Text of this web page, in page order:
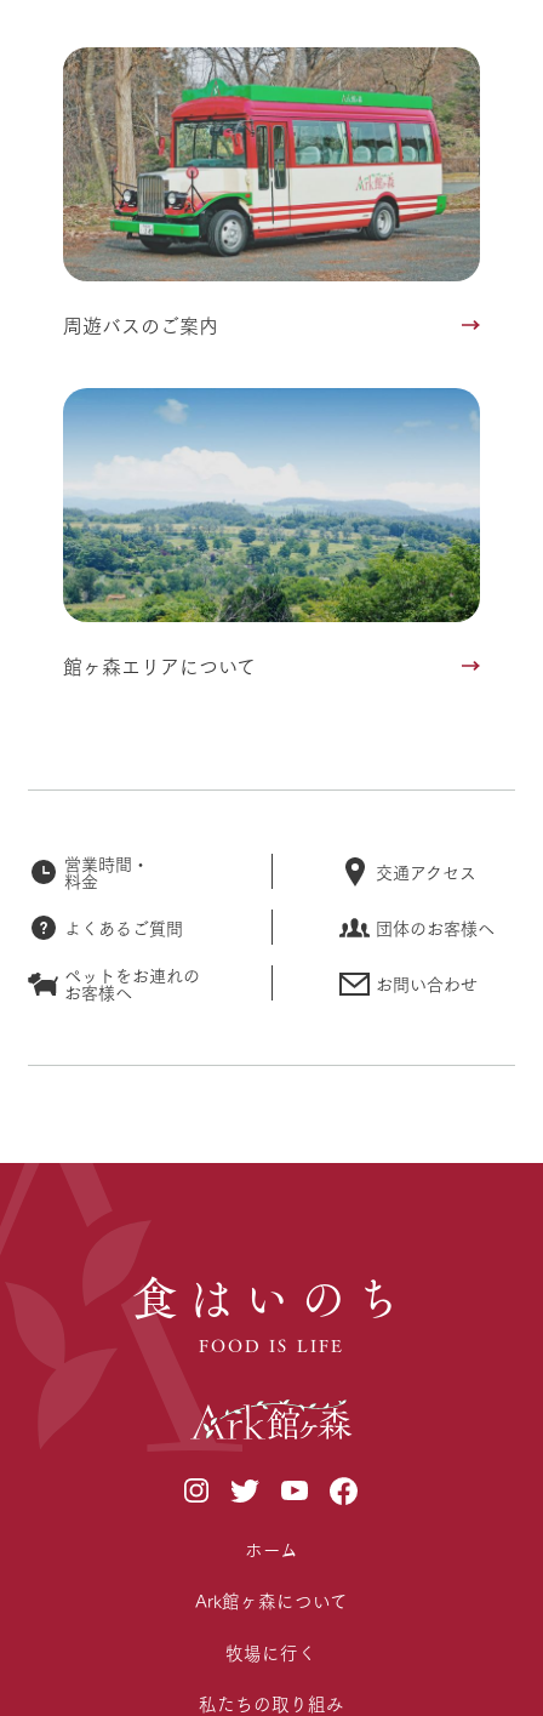
周遊バスのご案内
館ヶ森エリアについて
営業時間・
料金 交通アクセス
よくあるご質問
団体のお客様へ
ペットをお連れの
お客様へ お問い合わせ
食はいのち
FOOD IS LIFE
ホーム
Ark館ヶ森について
牧場に行く
私たちの取り組み